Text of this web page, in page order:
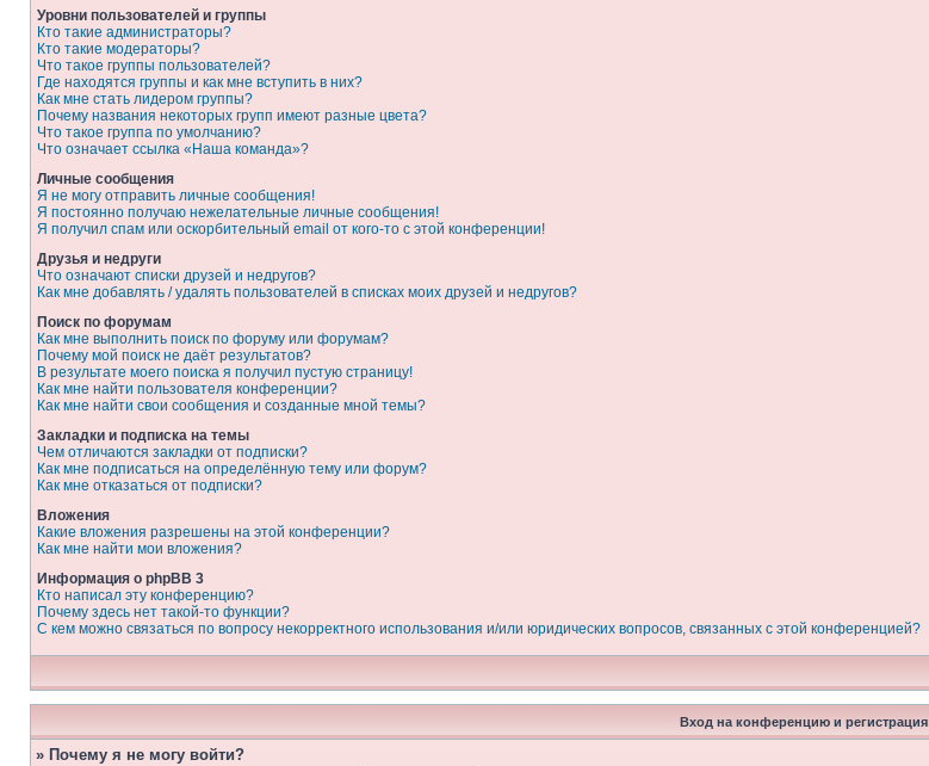
Уровни пользователей и группы
Кто такие администраторы?
Кто такие модераторы?
Что такое группы пользователей?
Где находятся группы и как мне вступить в них?
Как мне стать лидером группы?
Почему названия некоторых групп имеют разные цвета?
Что такое группа по умолчанию?
Что означает ссылка «Наша команда»?
Личные сообщения
Я не могу отправить личные сообщения!
Я постоянно получаю нежелательные личные сообщения!
Я получил спам или оскорбительный email от кого-то с этой конференции!
Друзья и недруги
Что означают списки друзей и недругов?
Как мне добавлять / удалять пользователей в списках моих друзей и недругов?
Поиск по форумам
Как мне выполнить поиск по форуму или форумам?
Почему мой поиск не даёт результатов?
В результате моего поиска я получил пустую страницу!
Как мне найти пользователя конференции?
Как мне найти свои сообщения и созданные мной темы?
Закладки и подписка на темы
Чем отличаются закладки от подписки?
Как мне подписаться на определённую тему или форум?
Как мне отказаться от подписки?
Вложения
Какие вложения разрешены на этой конференции?
Как мне найти мои вложения?
Информация о phpBB 3
Кто написал эту конференцию?
Почему здесь нет такой-то функции?
С кем можно связаться по вопросу некорректного использования и/или юридических вопросов, связанных с этой конференцией?
Вход на конференцию и регистрация
» Почему я не могу войти?